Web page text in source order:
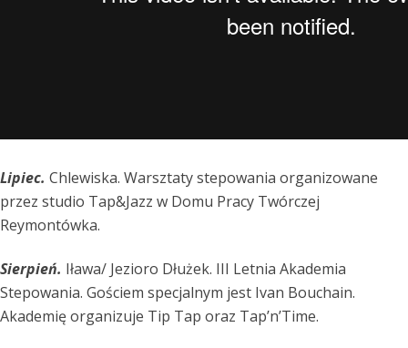
Lipiec. Chlewiska. Warsztaty stepowania organizowane
przez studio Tap&Jazz w Domu Pracy Twórczej
Reymontówka.
Sierpień. Iława/ Jezioro Dłużek. III Letnia Akademia
Stepowania. Gościem specjalnym jest Ivan Bouchain.
Akademię organizuje Tip Tap oraz Tap’n’Time.